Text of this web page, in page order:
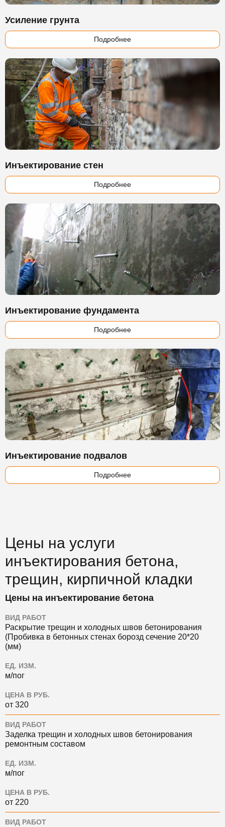
Усиление грунта
Подробнее
Инъектирование стен
Подробнее
Инъектирование фундамента
Подробнее
Инъектирование подвалов
Подробнее
Цены на услуги
инъектирования бетона,
трещин, кирпичной кладки
Цены на инъектирование бетона
ВИД РАБОТ
Раскрытие трещин и холодных швов бетонирования
(Пробивка в бетонных стенах борозд сечение 20*20
(мм)
ЕД. ИЗМ.
м/пог
ЦЕНА В РУБ.
от 320
ВИД РАБОТ
Заделка трещин и холодных швов бетонирования
ремонтным составом
ЕД. ИЗМ.
м/пог
ЦЕНА В РУБ.
от 220
ВИД РАБОТ